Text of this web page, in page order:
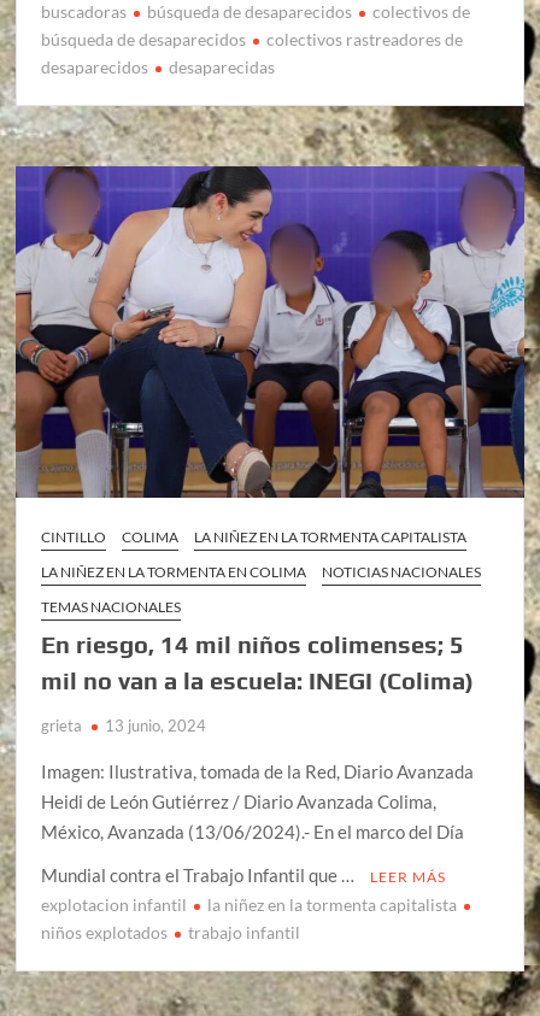
buscadoras búsqueda de desaparecidos
colectivos de
búsqueda de desaparecidos
colectivos rastreadores de
desaparecidos
desaparecidas
CINTILLO COLIMA
LA NIÑEZ EN LA TORMENTA CAPITALISTA
LA NIÑEZ EN LA TORMENTA EN COLIMA
NOTICIAS NACIONALES
TEMAS NACIONALES
En riesgo, 14 mil niños colimenses; 5
mil no van a la escuela: INEGI (Colima)
grieta 13 junio, 2024
Imagen: Ilustrativa, tomada de la Red, Diario Avanzada
Heidi de León Gutiérrez / Diario Avanzada Colima,
México, Avanzada (13/06/2024).- En el marco del Día
Mundial contra el Trabajo Infantil que …
LEER MÁS
explotacion infantil
la niñez en la tormenta capitalista
niños explotados
trabajo infantil